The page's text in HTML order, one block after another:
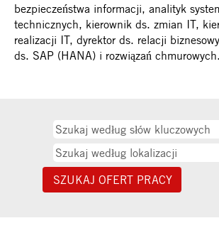
bezpieczeństwa informacji, analityk
technicznych, kierownik ds. zmian IT,
realizacji IT, dyrektor ds. relacji
ds. SAP (HANA) i rozwiązań chmurowych.